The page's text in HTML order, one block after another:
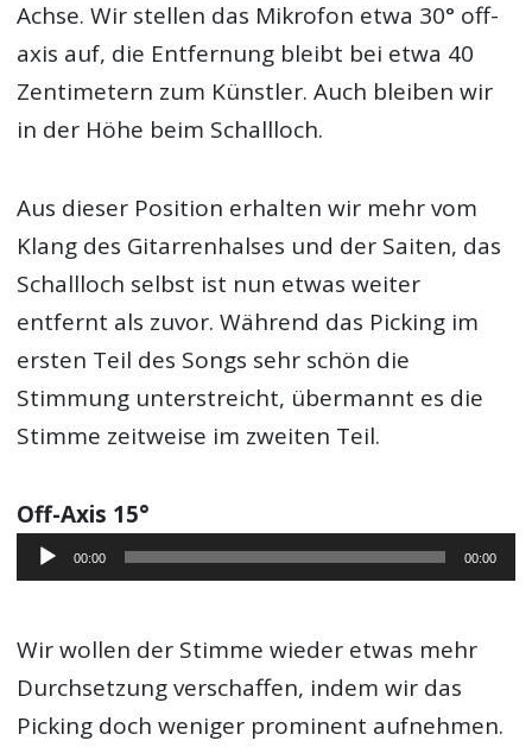
Achse. Wir stellen das Mikrofon etwa 30° off-
axis auf, die Entfernung bleibt bei etwa 40
Zentimetern zum Künstler. Auch bleiben wir
in der Höhe beim Schallloch.
Aus dieser Position erhalten wir mehr vom
Klang des Gitarrenhalses und der Saiten, das
Schallloch selbst ist nun etwas weiter
entfernt als zuvor. Während das Picking im
ersten Teil des Songs sehr schön die
Stimmung unterstreicht, übermannt es die
Stimme zeitweise im zweiten Teil.
Off-Axis 15°
Audio-
Player
00:00 00:00
Wir wollen der Stimme wieder etwas mehr
Durchsetzung verschaffen, indem wir das
Picking doch weniger prominent aufnehmen.